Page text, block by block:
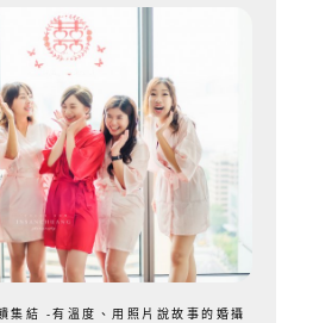
集結 -有溫度、用照片說故事的婚攝